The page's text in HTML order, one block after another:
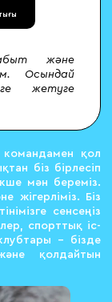
және
Осындай
жетуге
қол
біз бірлесіп
мән береміз.
жігерліміз. Біз
сенсеңіз
спорттық іс-
– бізде
қолдайтын